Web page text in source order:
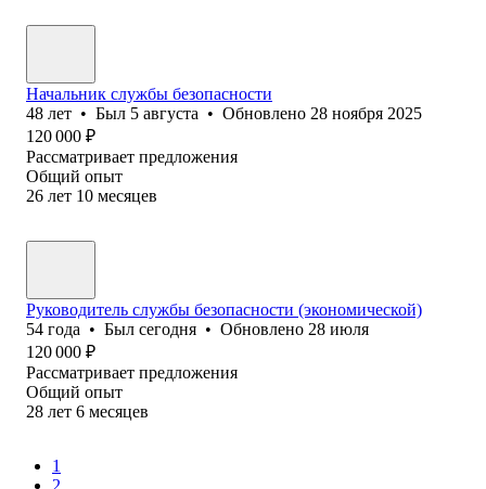
Начальник службы безопасности
48 лет • Был 5 августа • Обновлено 28 ноября 2025
120 000 ₽
Рассматривает предложения
Общий опыт
26 лет 10 месяцев
Руководитель службы безопасности (экономической)
54 года • Был сегодня • Обновлено 28 июля
120 000 ₽
Рассматривает предложения
Общий опыт
28 лет 6 месяцев
1
2